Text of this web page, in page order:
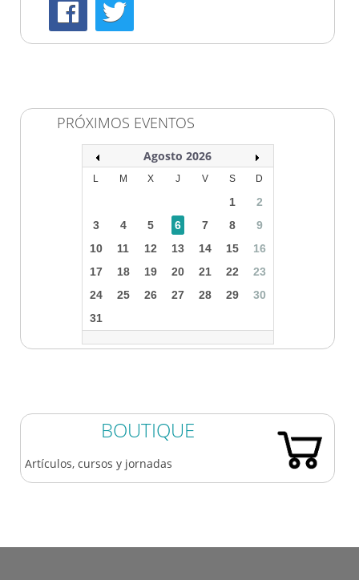
PRÓXIMOS EVENTOS
Agosto 2026
L M X J V S D
1
2
3
4 5 6 7 8
9
10
11 12 13 14 15
16
17
18 19 20 21 22
23
24
25 26 27 28 29
30
31
BOUTIQUE
Artículos, cursos y jornadas